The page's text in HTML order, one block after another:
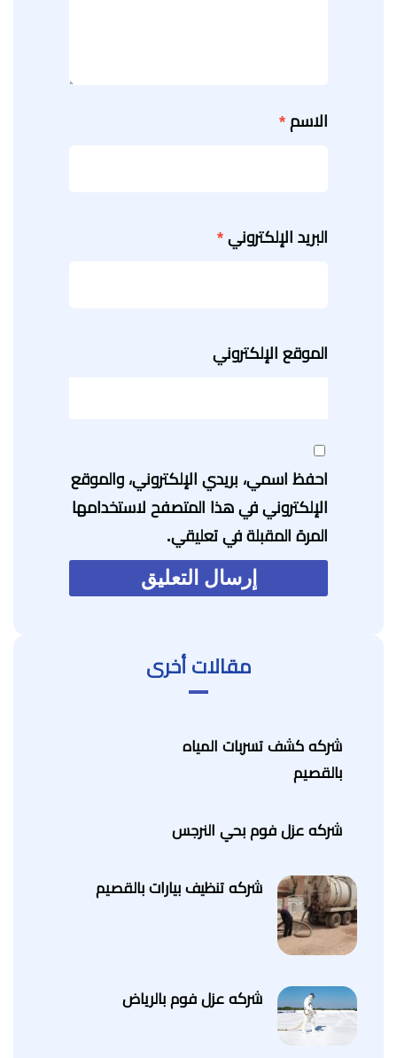
الاسم *
البريد الإلكتروني *
الموقع الإلكتروني
احفظ اسمي، بريدي الإلكتروني، والموقع
الإلكتروني في هذا المتصفح لاستخدامها
المرة المقبلة في تعليقي.
مقالات أخرى
شركه كشف تسربات المياه
بالقصيم
شركه عزل فوم بحي النرجس
شركه تنظيف بيارات بالقصيم
شركه عزل فوم بالرياض